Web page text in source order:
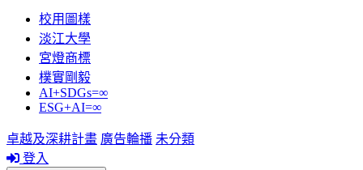
校用圖樣
淡江大學
宮燈商標
樸實剛毅
AI+SDGs=∞
ESG+AI=∞
卓越及深耕計畫 廣告輪播 未分類
登入